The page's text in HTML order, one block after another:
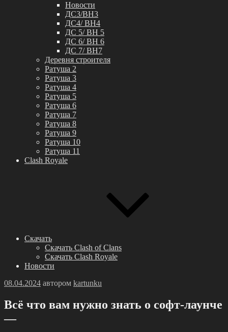
Новости
ДС3/BH3
ДС4/ BH4
ДС 5/ BH 5
ДС 6/ BH 6
ДС 7/ BH7
Деревня строителя
Ратуша 2
Ратуша 3
Ратуша 4
Ратуша 5
Ратуша 6
Ратуша 7
Ратуша 8
Ратуша 9
Ратуша 10
Ратуша 11
Clash Royale
Скачать
Скачать Clash of Clans
Скачать Clash Royale
Новости
Опубликовано
08.04.2024 автором kartunku
Вcё что вам нужно знать о cофт-лаунчe
—